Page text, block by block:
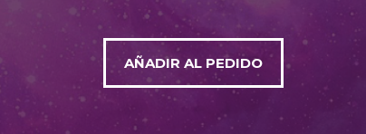
AÑADIR AL PEDIDO